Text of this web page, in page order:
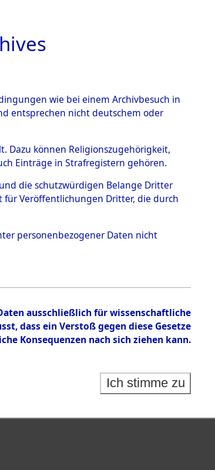
wie bei einem Archivbesuch in
entsprechen nicht deutschem oder
Dazu können Religionszugehörigkeit,
Einträge in Strafregistern gehören.
die schutzwürdigen Belange Dritter
für Veröffentlichungen Dritter, die durch
personenbezogener Daten nicht
ausschließlich für wissenschaftliche
dass ein Verstoß gegen diese Gesetze
Konsequenzen nach sich ziehen kann.
Ich stimme zu